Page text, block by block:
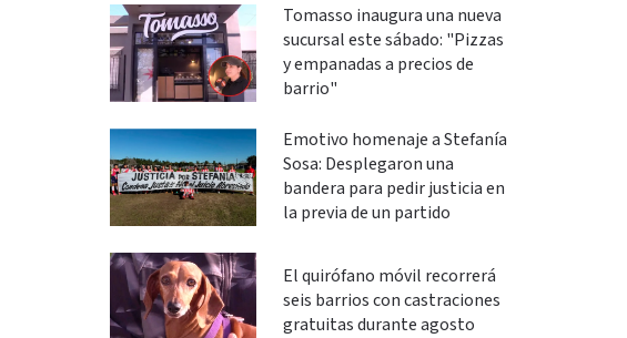
Tomasso inaugura una nueva
sucursal este sábado: "Pizzas
y empanadas a precios de
barrio"
Emotivo homenaje a Stefanía
Sosa: Desplegaron una
bandera para pedir justicia en
la previa de un partido
El quirófano móvil recorrerá
seis barrios con castraciones
gratuitas durante agosto